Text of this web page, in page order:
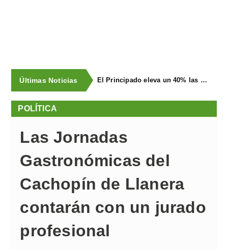
Últimas Noticias El Principado eleva un 40% las ayudas a la producción ecológica, que superan los cuatro millones de euros
POLÍTICA
Las Jornadas
Gastronómicas del
Cachopín de Llanera
contarán con un jurado
profesional